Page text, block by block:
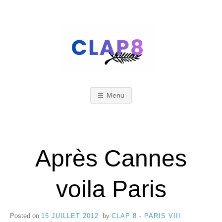
A
v
l
d
Menu
Après Cannes
voila Paris
Posted on 15 JUILLET 2012 by CLAP 8 - PARIS VIII